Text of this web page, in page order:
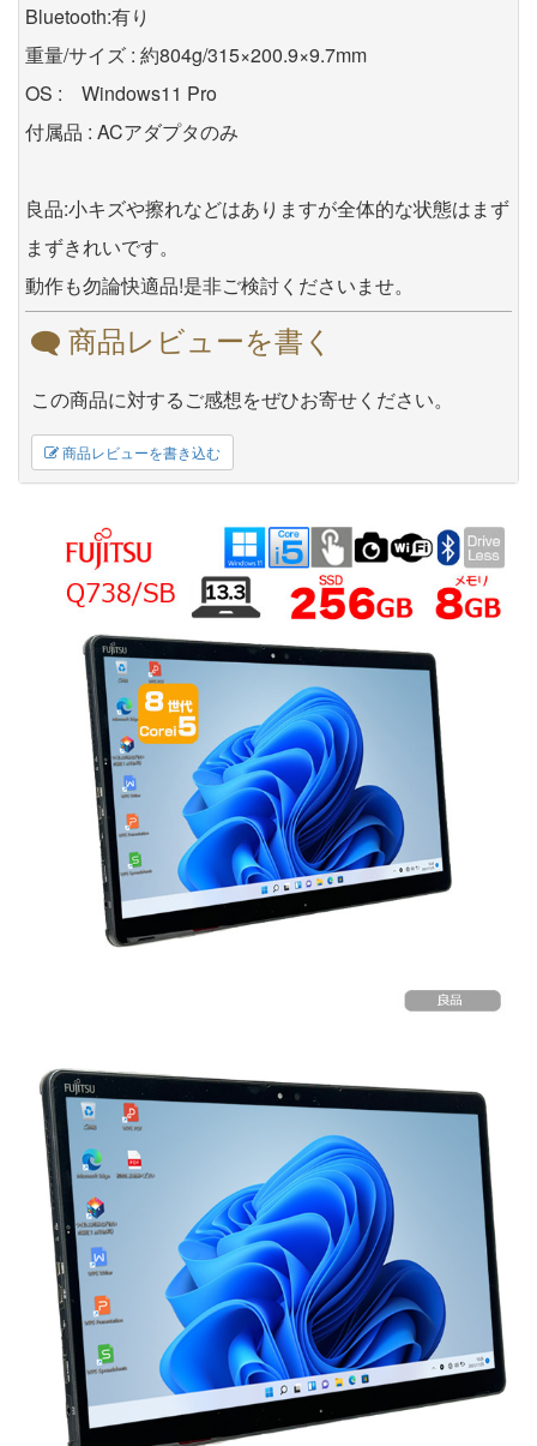
Bluetooth:有り
重量/サイズ : 約804g/315×200.9×9.7mm
OS : Windows11 Pro
付属品 : ACアダプタのみ
良品:小キズや擦れなどはありますが全体的な状態はまず
まずきれいです。
動作も勿論快適品!是非ご検討くださいませ。
商品レビューを書く
この商品に対するご感想をぜひお寄せください。
商品レビューを書き込む